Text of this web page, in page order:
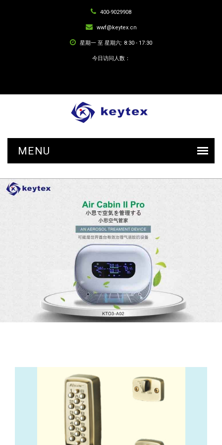
400-9029908
wwf@keytex.cn
星期一 至 星期六: 8:30 - 17:30
今日访问人数：